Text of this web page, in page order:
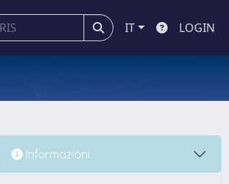
IT LOGIN
Informazioni